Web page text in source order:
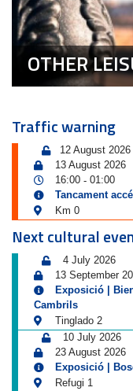
OTHER
Traffic warning
12 August 2026
13 August 2026
16:00 - 01:00
Tancament
Km 0
Next cultural
4 July 2026
13 September
Exposició |
Cambrils
Tinglado 2
10 July 2026
23 August 2026
Exposició |
Refugi 1